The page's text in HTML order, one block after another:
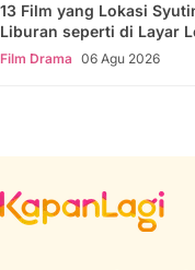
13 Film yang Lokasi
Liburan seperti di Layar
Film Drama 06 Agu 2026